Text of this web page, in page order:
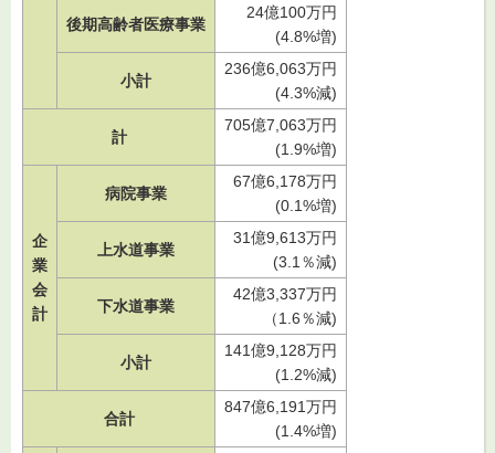
後期高齢者医療事業
24億100万円
(4.8%増)
小計
236億6,063万円
(4.3%減)
計
705億7,063万円
(1.9%増)
企
業
会
計
病院事業
67億6,178万円
(0.1%増)
上水道事業
31億9,613万円
(3.1％減)
下水道事業
42億3,337万円
（1.6％減)
小計
141億9,128万円
(1.2%減)
合計
847億6,191万円
(1.4%増)